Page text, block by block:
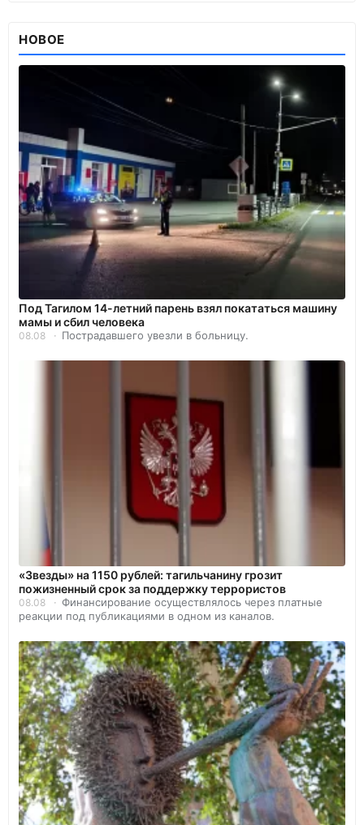
НОВОЕ
Под Тагилом 14-летний парень взял покататься машину
мамы и сбил человека
08.08 Пострадавшего увезли в больницу.
«Звезды» на 1150 рублей: тагильчанину грозит
пожизненный срок за поддержку террористов
08.08
Финансирование осуществлялось через платные
реакции под публикациями в одном из каналов.